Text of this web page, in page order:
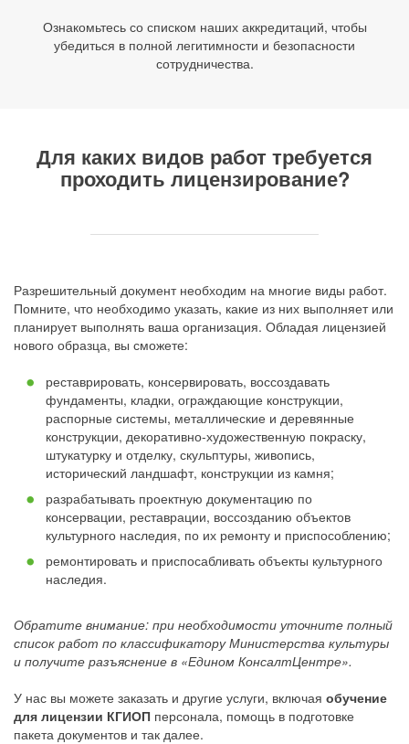
Ознакомьтесь со списком наших аккредитаций, чтобы
убедиться в полной легитимности и безопасности
сотрудничества.
Для каких видов работ требуется
проходить лицензирование?
Разрешительный документ необходим на многие виды работ.
Помните, что необходимо указать, какие из них выполняет или
планирует выполнять ваша организация. Обладая лицензией
нового образца, вы сможете:
реставрировать, консервировать, воссоздавать
фундаменты, кладки, ограждающие конструкции,
распорные системы, металлические и деревянные
конструкции, декоративно-художественную покраску,
штукатурку и отделку, скульптуры, живопись,
исторический ландшафт, конструкции из камня;
разрабатывать проектную документацию по
консервации, реставрации, воссозданию объектов
культурного наследия, по их ремонту и приспособлению;
ремонтировать и приспосабливать объекты культурного
наследия.
Обратите внимание: при необходимости уточните полный
список работ по классификатору Министерства культуры
и получите разъяснение в «Едином КонсалтЦентре».
У нас вы можете заказать и другие услуги, включая обучение
для лицензии КГИОП персонала, помощь в подготовке
пакета документов и так далее.